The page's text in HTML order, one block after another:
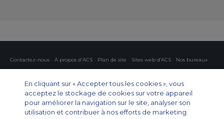
Contactez-nous À propos d'ACS Plan de site Sites web d’ACS
Nos bureaux
Paramètres des cookies
Affrètement privé
Affrètement commercial
Affrètement cargo
Guide des avions
En cliquant sur « Accepter tous les cookies », vous
acceptez le stockage de cookies sur votre appareil
pour améliorer la navigation sur le site, analyser son
utilisation et contribuer à nos efforts de marketing.